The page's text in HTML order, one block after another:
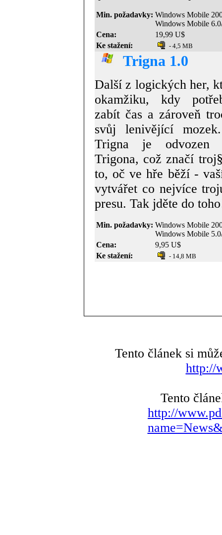
Min. požadavky: Windows Mobile
Windows Mobile
Cena:
19,99 U$
Ke stažení:
- 4,5 MB
Trigna 1.0
Další z logických her,
okamžiku, kdy
zabít čas a zároveň
svůj lenivějící
Trigna je odvozen
Trigona, což značí
to, oč ve hře běží -
vytvářet co nejvíce
presu. Tak jděte do
Min. požadavky: Windows Mobile
Windows Mobile
Cena:
9,95 U$
Ke stažení:
- 14,8 MB
Tento článek si
http://
Tento
http://